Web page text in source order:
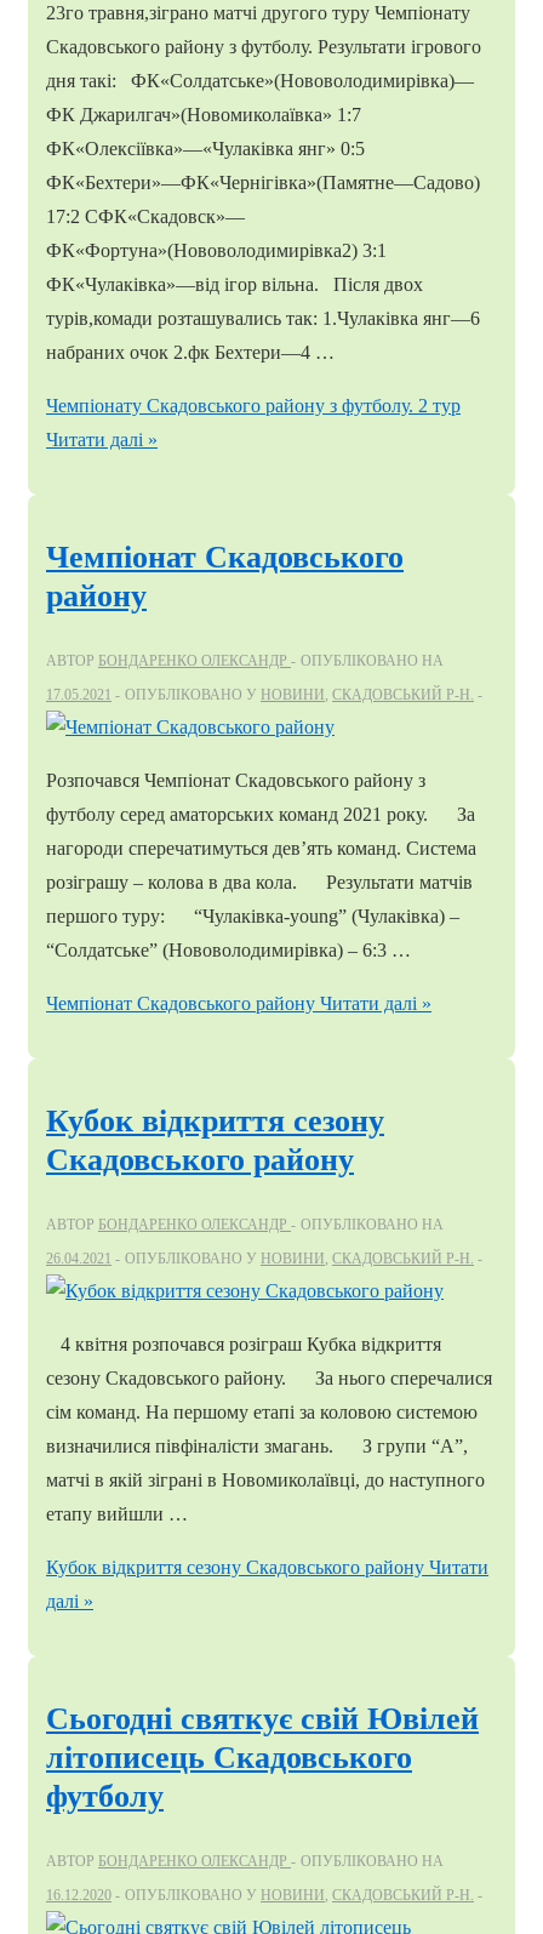
23го травня,зіграно матчі другого туру Чемпіонату
Скадовського району з футболу. Результати ігрового
дня такі: ФК«Солдатське»(Нововолодимирівка)—
ФК Джарилгач»(Новомиколаївка» 1:7
ФК«Олексіївка»—«Чулаківка янг» 0:5
ФК«Бехтери»—ФК«Чернігівка»(Памятне—Садово)
17:2 СФК«Скадовск»—
ФК«Фортуна»(Нововолодимирівка2) 3:1
ФК«Чулаківка»—від ігор вільна. Після двох
турів,комади розташувались так: 1.Чулаківка янг—6
набраних очок 2.фк Бехтери—4 …
Чемпіонату Скадовського району з футболу. 2 тур
Читати далі »
Чемпіонат Скадовського
району
АВТОР БОНДАРЕНКО ОЛЕКСАНДР
ОПУБЛІКОВАНО НА
17.05.2021
ОПУБЛІКОВАНО У НОВИНИ СКАДОВСЬКИЙ Р-Н.
Розпочався Чемпіонат Скадовського району з
футболу серед аматорських команд 2021 року. За
нагороди сперечатимуться дев’ять команд. Система
розіграшу – колова в два кола. Результати матчів
першого туру: “Чулаківка-young” (Чулаківка) –
“Солдатське” (Нововолодимирівка) – 6:3 …
Чемпіонат Скадовського району Читати далі »
Кубок відкриття сезону
Скадовського району
АВТОР БОНДАРЕНКО ОЛЕКСАНДР
ОПУБЛІКОВАНО НА
26.04.2021
ОПУБЛІКОВАНО У НОВИНИ, СКАДОВСЬКИЙ Р-Н.
4 квітня розпочався розіграш Кубка відкриття
сезону Скадовського району. За нього сперечалися
сім команд. На першому етапі за коловою системою
визначилися півфіналісти змагань. З групи “А”,
матчі в якій зіграні в Новомиколаївці, до наступного
етапу вийшли …
Кубок відкриття сезону Скадовського району Читати
далі »
Сьогодні святкує свій Ювілей
літописець Скадовського
футболу
АВТОР БОНДАРЕНКО ОЛЕКСАНДР
ОПУБЛІКОВАНО НА
16.12.2020
ОПУБЛІКОВАНО У НОВИНИ, СКАДОВСЬКИЙ Р-Н.